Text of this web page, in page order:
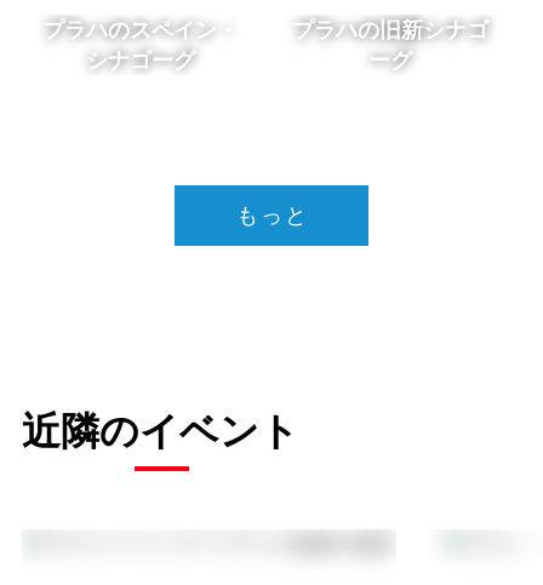
プラハのスペイン・
シナゴーグ
プラハの旧新シナゴ
ーグ
もっと
近隣のイベント